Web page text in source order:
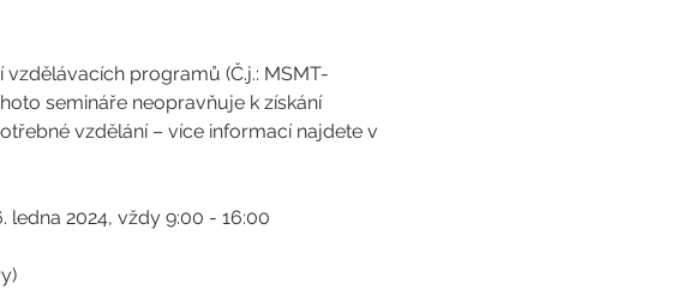
programů (Č.j.: MSMT-
semináře neopravňuje k získání
vzdělání – více informací najdete v
2024, vždy 9:00 - 16:00